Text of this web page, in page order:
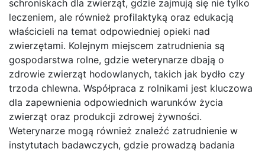
schroniskach dla zwierząt, gdzie zajmują się nie tylko
leczeniem, ale również profilaktyką oraz edukacją
właścicieli na temat odpowiedniej opieki nad
zwierzętami. Kolejnym miejscem zatrudnienia są
gospodarstwa rolne, gdzie weterynarze dbają o
zdrowie zwierząt hodowlanych, takich jak bydło czy
trzoda chlewna. Współpraca z rolnikami jest kluczowa
dla zapewnienia odpowiednich warunków życia
zwierząt oraz produkcji zdrowej żywności.
Weterynarze mogą również znaleźć zatrudnienie w
instytutach badawczych, gdzie prowadzą badania